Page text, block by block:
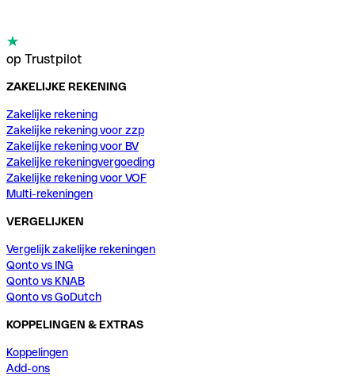
op Trustpilot
ZAKELIJKE REKENING
Zakelijke rekening
Zakelijke rekening voor zzp
Zakelijke rekening voor BV
Zakelijke rekeningvergoeding
Zakelijke rekening voor VOF
Multi-rekeningen
VERGELIJKEN
Vergelijk zakelijke rekeningen
Qonto vs ING
Qonto vs KNAB
Qonto vs GoDutch
KOPPELINGEN & EXTRAS
Koppelingen
Add-ons